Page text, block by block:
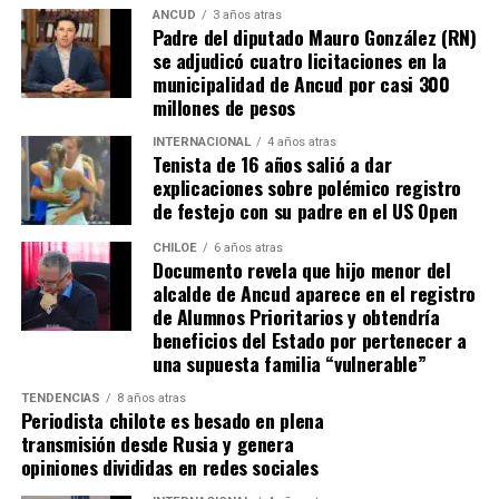
práctica, los alcaldes coinciden en que el actual
escenario genera incertidumbre y podría traducirse en
la paralización de iniciativas prioritarias para el
desarrollo local.
“Seguimos trabajando con esperanza, pero sin
certezas”, concluyó el alcalde de Quemchi, reflejando el
sentimiento generalizado entre los ediles de Chiloé ante
la disminución de recursos provenientes de la Subdere.
ANCUD 3 años atras
Padre del diputado Mauro González (RN)
se adjudicó cuatro licitaciones en la
municipalidad de Ancud por casi 300
millones de pesos
INTERNACIONAL 4 años atras
Tenista de 16 años salió a dar
explicaciones sobre polémico registro
de festejo con su padre en el US Open
CHILOE 6 años atras
Documento revela que hijo menor del
alcalde de Ancud aparece en el registro
de Alumnos Prioritarios y obtendría
beneficios del Estado por pertenecer a
una supuesta familia “vulnerable”
TENDENCIAS 8 años atras
Periodista chilote es besado en plena
transmisión desde Rusia y genera
opiniones divididas en redes sociales